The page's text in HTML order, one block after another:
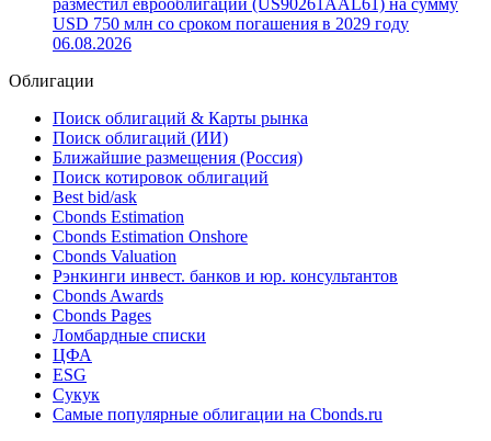
разместил еврооблигации (US90261AAL61) на сумму
USD 750 млн со сроком погашения в 2029 году
06.08.2026
Облигации
Поиск облигаций & Карты рынка
Поиск облигаций (ИИ)
Ближайшие размещения (Россия)
Поиск котировок облигаций
Best bid/ask
Cbonds Estimation
Cbonds Estimation Onshore
Cbonds Valuation
Рэнкинги инвест. банков и юр. консультантов
Cbonds Awards
Cbonds Pages
Ломбардные списки
ЦФА
ESG
Сукук
Самые популярные облигации на Cbonds.ru